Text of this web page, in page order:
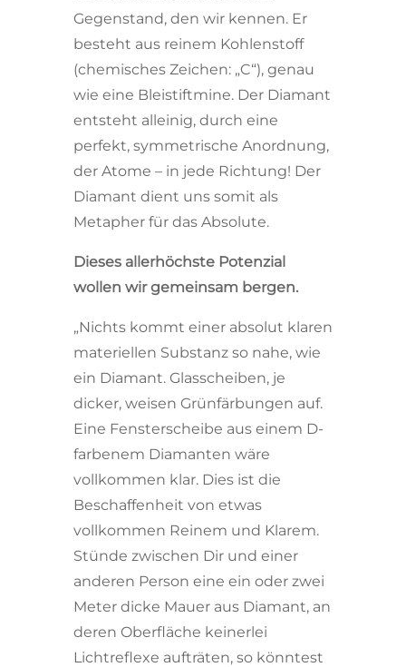
Gegenstand, den wir kennen. Er
besteht aus reinem Kohlenstoff
(chemisches Zeichen: „C“), genau
wie eine Bleistiftmine. Der Diamant
entsteht alleinig, durch eine
perfekt, symmetrische Anordnung,
der Atome – in jede Richtung! Der
Diamant dient uns somit als
Metapher für das Absolute.
Dieses allerhöchste Potenzial
wollen wir gemeinsam bergen.
„Nichts kommt einer absolut klaren
materiellen Substanz so nahe, wie
ein Diamant. Glasscheiben, je
dicker, weisen Grünfärbungen auf.
Eine Fensterscheibe aus einem D-
farbenem Diamanten wäre
vollkommen klar. Dies ist die
Beschaffenheit von etwas
vollkommen Reinem und Klarem.
Stünde zwischen Dir und einer
anderen Person eine ein oder zwei
Meter dicke Mauer aus Diamant, an
deren Oberfläche keinerlei
Lichtreflexe aufträten, so könntest